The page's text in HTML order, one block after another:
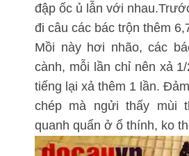
đập ốc ủ lẫn với
đi câu các bác trộn thêm
Mồi này hơi nhão, các
cành, mỗi lần chỉ nên xả
tiếng lại xả thêm 1 lần.
chép mà ngửi thấy mùi
quanh quẩn ở ổ thính, ko